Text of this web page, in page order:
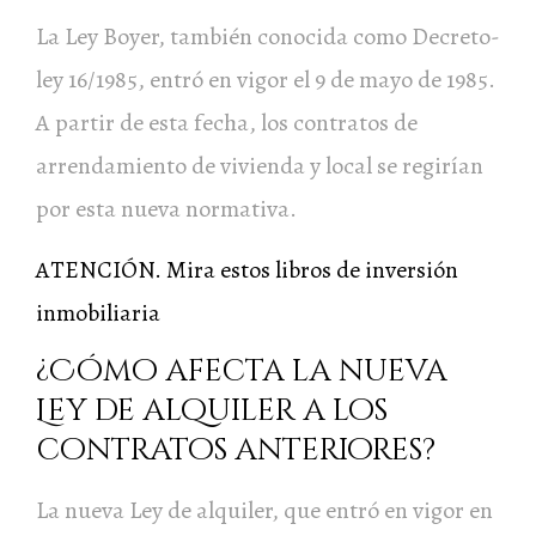
La Ley Boyer, también conocida como Decreto-
ley 16/1985, entró en vigor el 9 de mayo de 1985.
A partir de esta fecha, los contratos de
arrendamiento de vivienda y local se regirían
por esta nueva normativa.
ATENCIÓN. Mira estos libros de inversión
inmobiliaria
¿Cómo afecta la nueva
Ley de alquiler a los
contratos anteriores?
La nueva Ley de alquiler, que entró en vigor en